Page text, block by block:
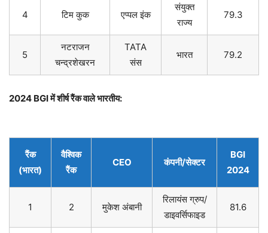
4 टिम कुक एप्पल इंक
संयुक्त
राज्य
79.3
5
नटराजन
चन्द्रशेखरन
TATA
संस
भारत 79.2
2024 BGIमें शीर्ष रैंक वाले भारतीय:
रैंक
(भारत)
वैश्विक
रैंक
CEO कंपनी/सेक्टर
BGI
2024
1 2 मुकेश अंबानी
रिलायंस ग्रुप/
डाइवर्सिफाइड
81.6